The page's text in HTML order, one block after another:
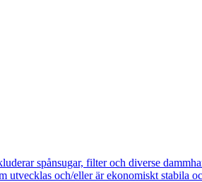
spånsugar, filter och diverse
utvecklas och/eller är ekonomiskt stabila